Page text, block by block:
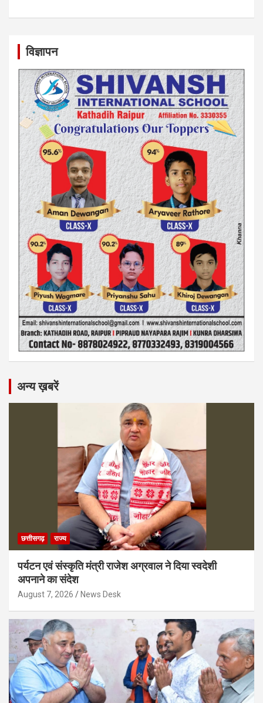
विज्ञापन
अन्य ख़बरें
छत्तीसगढ़ राज्य
पर्यटन एवं संस्कृति मंत्री राजेश अग्रवाल ने दिया स्वदेशी
अपनाने का संदेश
August 7, 2026 News Desk